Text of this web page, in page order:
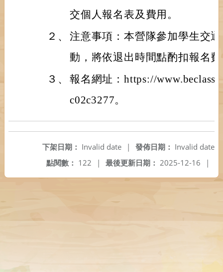
交個人報名表及費用。
２、 注意事項：本營隊參加學生交
動，將依退出時間點酌扣報名
３、 報名網址：https://
c02c3277。
發佈日期： Invalid date
下架日期： Invalid date
|
最後更新日期： 2025-12-16 |
點閱數： 122 |